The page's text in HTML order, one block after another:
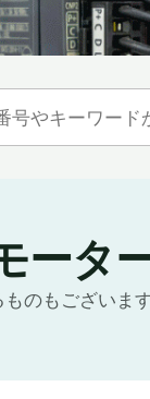
ータ
のもございま